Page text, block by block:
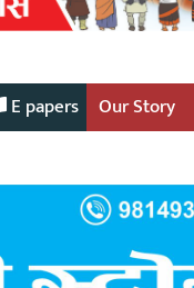
E papers Our Story